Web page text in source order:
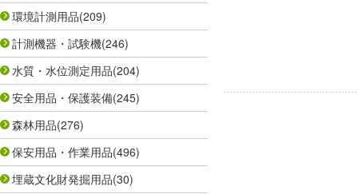
環境計測用品(209)
計測機器・試験機(246)
水質・水位測定用品(204)
安全用品・保護装備(245)
森林用品(276)
保安用品・作業用品(496)
埋蔵文化財発掘用品(30)